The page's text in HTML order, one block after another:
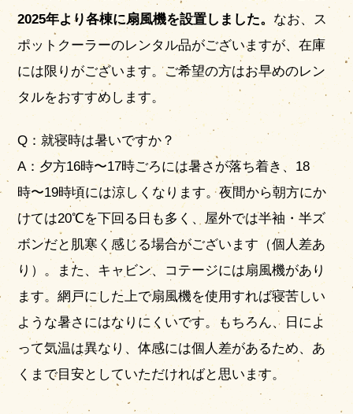
2025年より各棟に扇風機を設置しました。 なお、ス
ポットクーラーのレンタル品がございますが、在庫
には限りがございます。ご希望の方はお早めのレン
タルをおすすめします。
Q：就寝時は暑いですか？
A：夕方16時〜17時ごろには暑さが落ち着き、18
時〜19時頃には涼しくなります。夜間から朝方にか
けては20℃を下回る日も多く、屋外では半袖・半ズ
ボンだと肌寒く感じる場合がございます（個人差あ
り）。また、キャビン、コテージには扇風機があり
ます。網戸にした上で扇風機を使用すれば寝苦しい
ような暑さにはなりにくいです。もちろん、日によ
って気温は異なり、体感には個人差があるため、あ
くまで目安としていただければと思います。